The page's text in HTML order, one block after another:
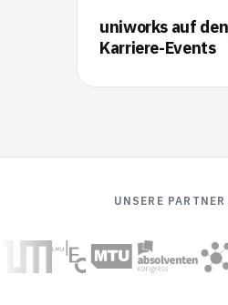
uniworks auf
Karriere-Events
UNSERE